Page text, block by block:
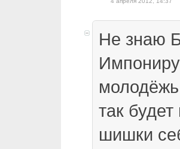
Не знаю
так будет
шишки